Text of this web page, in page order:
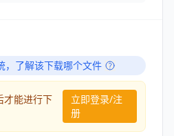
了解该下载哪个文件
能进行下
立即登录/注
册